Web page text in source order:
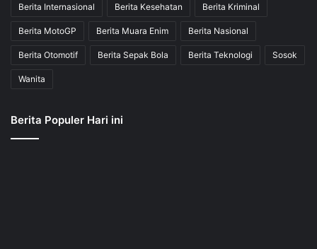
Berita Internasional Berita Kesehatan Berita Kriminal
Berita MotoGP Berita Muara Enim Berita Nasional
Berita Otomotif Berita Sepak Bola Berita Teknologi Sosok
Wanita
Berita Populer Hari ini